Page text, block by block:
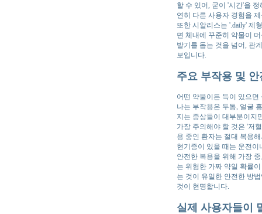
할 수 있어, 굳이 '시간'을
연히 다른 사용자 경험을
또한 시알리스는 '.daily' 제
면 체내에 꾸준히 약물이
발기를 돕는 것을 넘어, 관
보입니다.
주요 부작용 및
어떤 약물이든 득이 있으
나는 부작용은 두통, 얼굴
지는 증상들이 대부분이지
가장 주의해야 할 것은 '저
용 중인 환자는 절대 복용
현기증이 있을 때는 운전
안전한 복용을 위해 가장
는 위험한 가짜 약일 확률
는 것이 유일한 안전한 방
것이 현명합니다.
실제 사용자들이